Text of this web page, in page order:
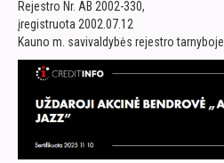
Rejestro Nr. AB 2002-330,
įregistruota 2002.07.12
Kauno m. savivaldybės rejestro tarnyboje